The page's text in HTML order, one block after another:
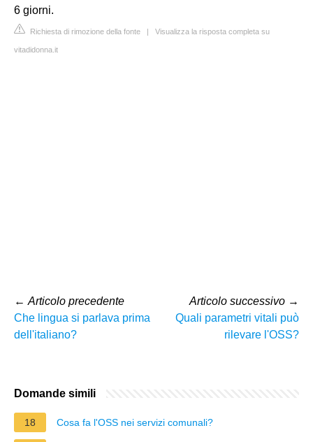
6 giorni.
Richiesta di rimozione della fonte | Visualizza la risposta completa su
vitadidonna.it
← Articolo precedente
Che lingua si parlava prima
dell'italiano?
Articolo successivo →
Quali parametri vitali può
rilevare l'OSS?
Domande simili
18 Cosa fa l'OSS nei servizi comunali?